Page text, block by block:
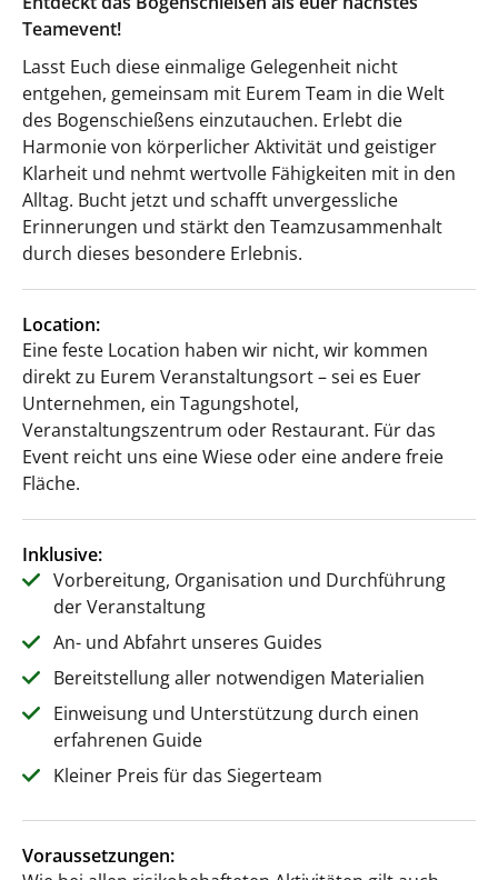
Teamevent!
Lasst Euch diese einmalige Gelegenheit nicht
entgehen, gemeinsam mit Eurem Team in die Welt
des Bogenschießens einzutauchen. Erlebt die
Harmonie von körperlicher Aktivität und geistiger
Klarheit und nehmt wertvolle Fähigkeiten mit in den
Alltag. Bucht jetzt und schafft unvergessliche
Erinnerungen und stärkt den Teamzusammenhalt
durch dieses besondere Erlebnis.
Location:
Eine feste Location haben wir nicht, wir kommen
direkt zu Eurem Veranstaltungsort – sei es Euer
Unternehmen, ein Tagungshotel,
Veranstaltungszentrum oder Restaurant. Für das
Event reicht uns eine Wiese oder eine andere freie
Fläche.
Inklusive:
Vorbereitung, Organisation und Durchführung
der Veranstaltung
An- und Abfahrt unseres Guides
Bereitstellung aller notwendigen Materialien
Einweisung und Unterstützung durch einen
erfahrenen Guide
Kleiner Preis für das Siegerteam
Voraussetzungen: